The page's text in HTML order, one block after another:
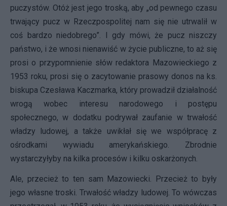
puczystów. Otóż jest jego troską, aby „od pewnego czasu
trwający pucz w Rzeczpospolitej nam się nie utrwalił w
coś bardzo niedobrego”. I gdy mówi, że pucz niszczy
państwo, i że wnosi nienawiść w życie publiczne, to aż się
prosi o przypomnienie słów redaktora Mazowieckiego z
1953 roku, prosi się o zacytowanie prasowy donos na ks.
biskupa Czesława Kaczmarka, który prowadził działalność
wrogą wobec interesu narodowego i postępu
społecznego, w dodatku podrywał zaufanie w trwałość
władzy ludowej, a także uwikłał się we współpracę z
ośrodkami wywiadu amerykańskiego. Zbrodnie
wystarczyłyby na kilka procesów i kilku oskarżonych.
Ale, przecież to ten sam Mazowiecki. Przecież to były
jego własne troski. Trwałość władzy ludowej. To wówczas